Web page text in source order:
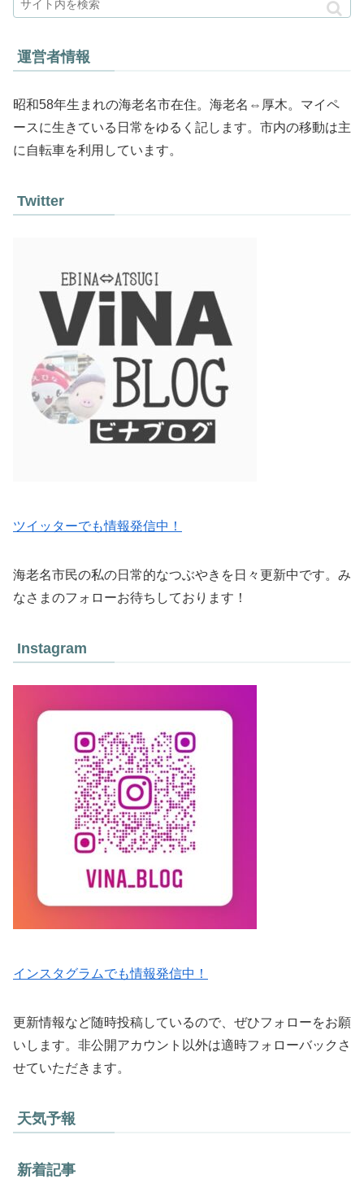
運営者情報
昭和58年生まれの海老名市在住。海老名⇔厚木。マイペ
ースに生きている日常をゆるく記します。市内の移動は主
に自転車を利用しています。
Twitter
ツイッターでも情報発信中！
海老名市民の私の日常的なつぶやきを日々更新中です。み
なさまのフォローお待ちしております！
Instagram
インスタグラムでも情報発信中！
更新情報など随時投稿しているので、ぜひフォローをお願
いします。非公開アカウント以外は適時フォローバックさ
せていただきます。
天気予報
新着記事